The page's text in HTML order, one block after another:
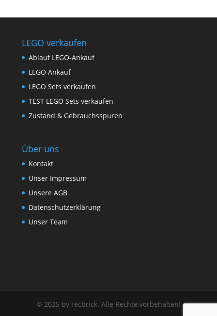
LEGO verkaufen
Ablauf LEGO-Ankauf
LEGO Ankauf
LEGO Sets verkaufen
TEST LEGO Sets verkaufen
Zustand & Gebrauchsspuren
Über uns
Kontakt
Unser Impressum
Unsere AGB
Datenschutzerklärung
Unser Team
© 2025 by recbrick. Alle Rechte vorbehalten!